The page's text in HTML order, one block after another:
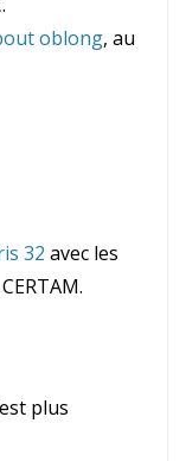
oblong, au
32 avec les
plus